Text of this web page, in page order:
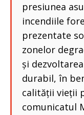
presiunea
incendiile
prezentate
zonelor
și
durabil, în
calității vieții
comunicatul